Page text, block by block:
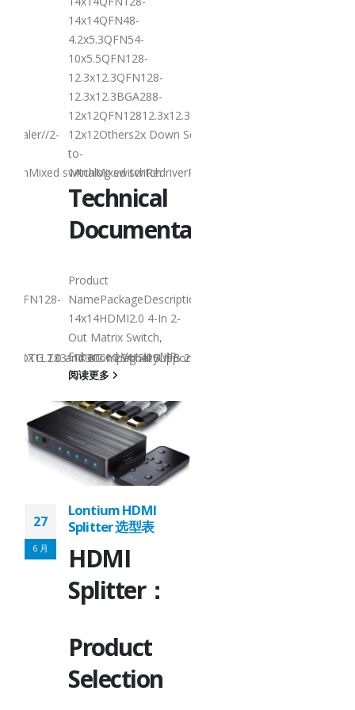
OTG 2.0 and BC 1.2Signal SupportHS, FS, LSHS, FS,
Scaler//2-
switchMixed switch
QFN128-
2.0, OTG 2.0 and BC 1.2USB
14x14QFN48-
4.2x5.3QFN54-
10x5.5QFN128-
12.3x12.3QFN128-
12.3x12.3BGA288-
12x12QFN12812.3x12.3BGA288-
12x12Others2x Down Scaler2x Down Scaler2x Down
to-
1Analog switchRedriverRetimerMixed switchMixed
Technical
Documentation
Product
NamePackageDescriptionStatusDownload
14x14HDMI2.0 4-In 2-
Out Matrix Switch,
Enhanced VersionMP
阅读更多
27
6 月
Lontium HDMI
Splitter 选型表
HDMI
Splitter：
Product
Selection